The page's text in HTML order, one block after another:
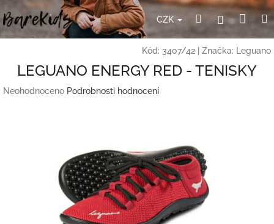
Přejít
na
obsah
CZK HledatPřihlášení
Kód: 3407/42 Značka: Leguano
LEGUANO ENERGY RED - TENISKY
Průměrné
Neohodnoceno Podrobnosti hodnocení